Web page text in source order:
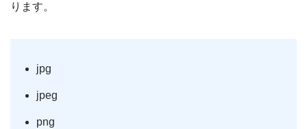
ります。
jpg
jpeg
png